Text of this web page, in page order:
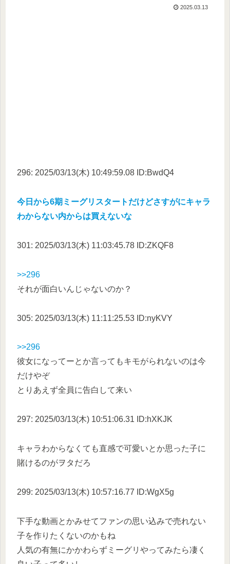
2025.03.13
296: 2025/03/13(木) 10:49:59.08 ID:BwdQ4
今日から6期ミーグリスタートだけどさすがにキャラ
わからない内からは買えないな
301: 2025/03/13(木) 11:03:45.78 ID:ZKQF8
>>296
それが面白いんじゃないのか？
305: 2025/03/13(木) 11:11:25.53 ID:nyKVY
>>296
彼女になってーとか言ってもキモがられないのは今
だけやぞ
とりあえず全員に告白して来い
297: 2025/03/13(木) 10:51:06.31 ID:hXKJK
キャラわからなくても直感で可愛いとか思った子に
賭けるのがヲタだろ
299: 2025/03/13(木) 10:57:16.77 ID:WgX5g
下手な動画とかみせてファンの思い込みで売れない
子を作りたくないのかもね
人気の有無にかかわらずミーグリやってみたら凄く